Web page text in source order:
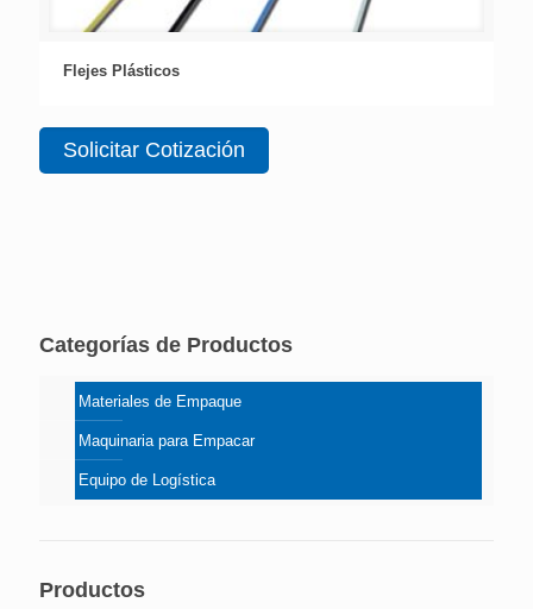
Flejes Plásticos
Solicitar Cotización
Categorías de Productos
Materiales de Empaque
Maquinaria para Empacar
Equipo de Logística
Productos